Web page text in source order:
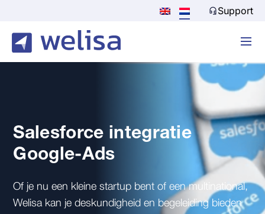
Support
Salesforce integratie
Google-Ads
Of je nu een kleine startup bent of een multinational,
Welisa kan je deskundigheid en begeleiding bieden